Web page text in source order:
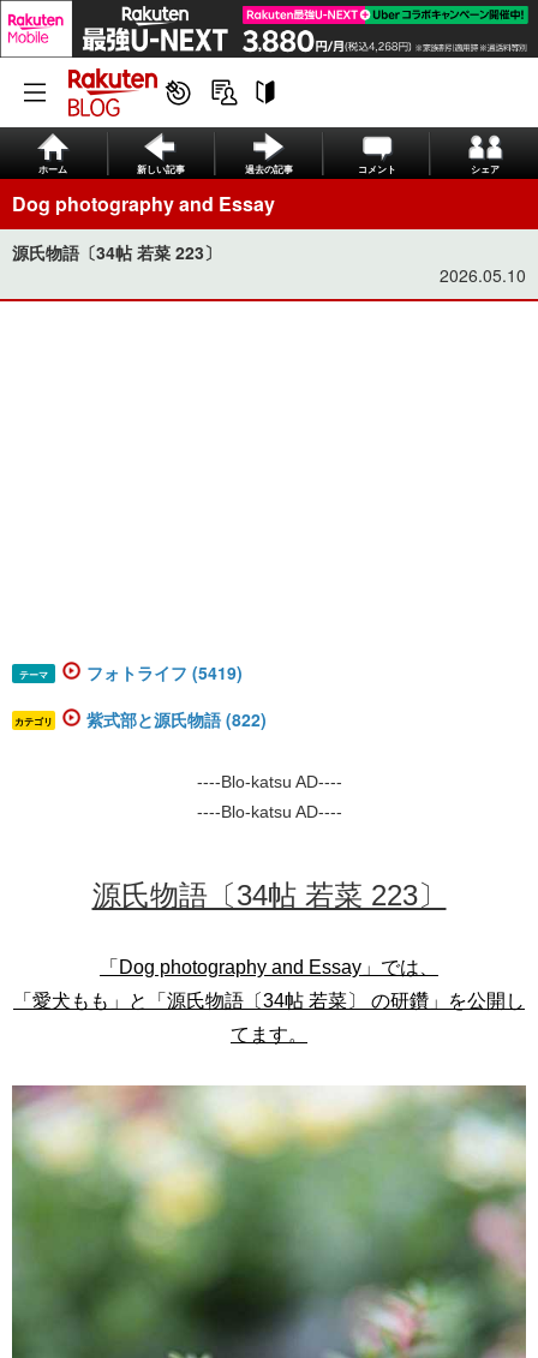
ホーム 新しい記事 過去の記事 コメント シェア
Dog photography and Essay
源氏物語〔34帖 若菜 223〕
2026.05.10
テーマ フォトライフ (5419)
カテゴリ 紫式部と源氏物語 (822)
----Blo-katsu AD----
----Blo-katsu AD----
源氏物語〔34帖 若菜 223〕
「Dog photography and Essay」では、
「愛犬もも」と「源氏物語〔34帖 若菜〕 の研鑽」を公開し
てます。